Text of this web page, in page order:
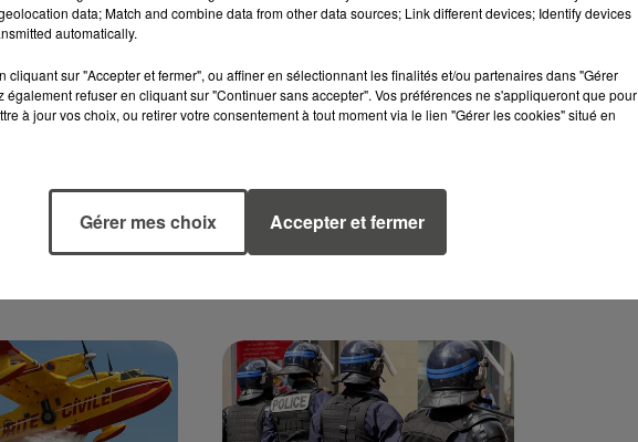
SES 130 ANS,
D'UN
HISTORIQUE
ans plus tard, ce
coque d'acier est le
LES SAPEURS-POMPIERS DE
FRANCE SE DÉFIENT À
PONTIVY POUR LE 10E...
accueille le 10e Challenge
National de Secours Routier et
data; Match and combine data from other data sources; Link different devices; Identify devices
automatically.
cliquant sur "Accepter et fermer", ou affiner en sélectionnant les finalités et/ou partenaires dans "Gérer
également refuser en cliquant sur "Continuer sans accepter". Vos préférences ne s'appliqueront que pour
à jour vos choix, ou retirer votre consentement à tout moment via le lien "Gérer les cookies" situé en
Gérer mes choix Accepter et fermer